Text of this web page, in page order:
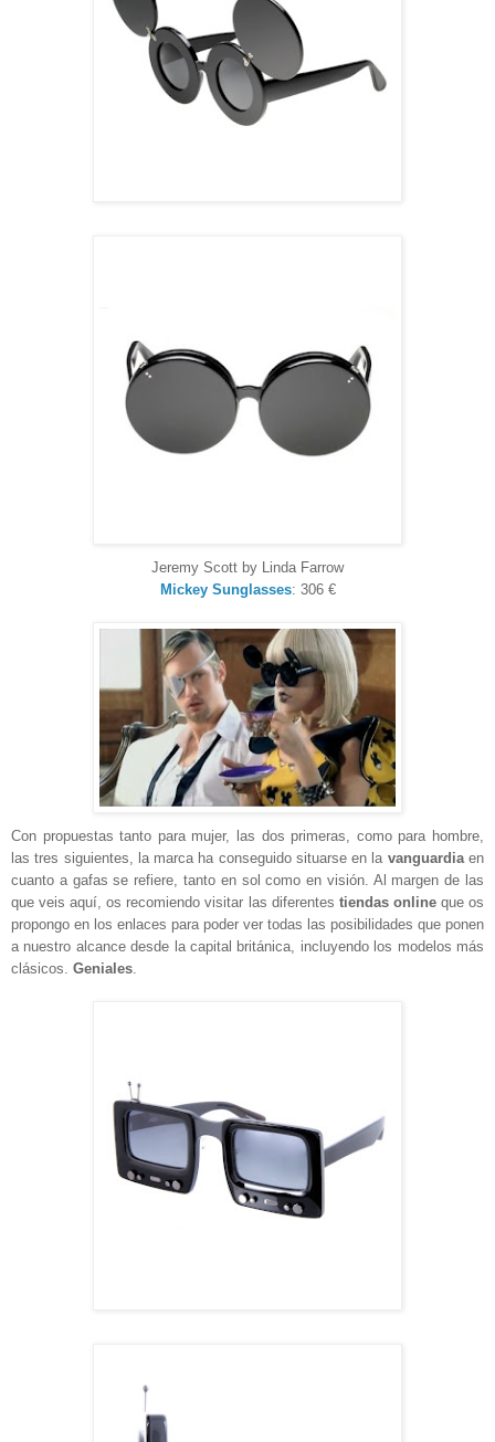
Jeremy Scott by Linda Farrow
Mickey Sunglasses: 306 €
Con propuestas tanto para mujer, las dos primeras, como para hombre,
las tres siguientes, la marca ha conseguido situarse en la vanguardiaen
cuanto a gafas se refiere, tanto en sol como en visión. Al margen de las
que veis aquí, os recomiendo visitar las diferentes tiendas onlineque os
propongo en los enlaces para poder ver todas las posibilidades que ponen
a nuestro alcance desde la capital británica, incluyendo los modelos más
clásicos. Geniales